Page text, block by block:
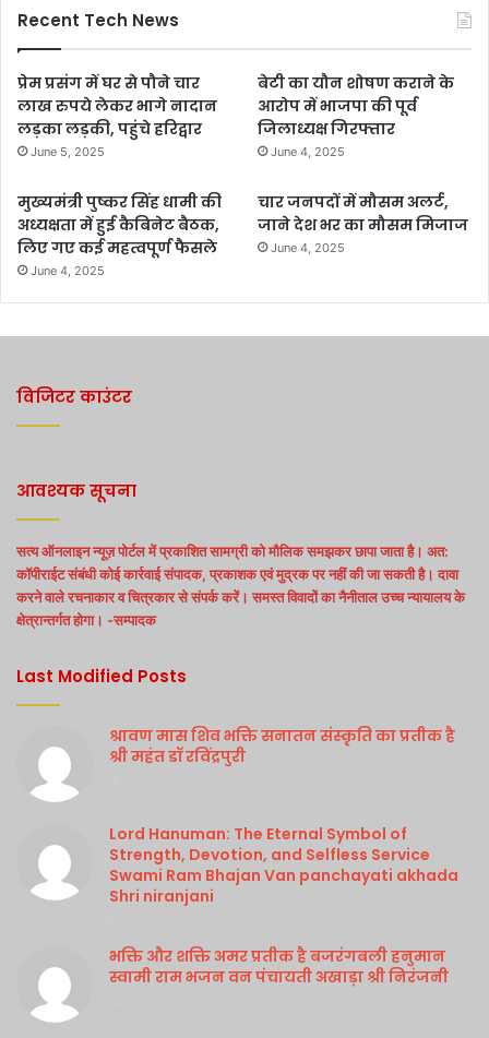
Recent Tech News
प्रेम प्रसंग में घर से पौने चार
लाख रुपये लेकर भागे नादान
लड़का लड़की, पहुंचे हरिद्वार
June 5, 2025
बेटी का यौन शोषण कराने के
आरोप में भाजपा की पूर्व
जिलाध्यक्ष गिरफ्तार
June 4, 2025
मुख्यमंत्री पुष्कर सिंह धामी की
अध्यक्षता में हुई कैबिनेट बैठक,
लिए गए कई महत्वपूर्ण फैसले
June 4, 2025
चार जनपदों में मौसम अलर्ट,
जाने देश भर का मौसम मिजाज
June 4, 2025
विजिटर काउंटर
आवश्यक सूचना
सत्य ऑनलाइन न्यूज़ पोर्टल में प्रकाशित सामग्री को मौलिक समझकर छापा जाता है। अत:
कॉपीराईट संबंधी कोई कार्रवाई संपादक, प्रकाशक एवं मुद्रक पर नहीं की जा सकती है। दावा
करने वाले रचनाकार व चित्रकार से संपर्क करें। समस्त विवादों का नैनीताल उच्च न्यायालय के
क्षेत्रान्तर्गत होगा। -सम्पादक
Last Modified Posts
श्रावण मास शिव भक्ति सनातन संस्कृति का प्रतीक है
श्री महंत डॉ रविंद्रपुरी
Lord Hanuman: The Eternal Symbol of
Strength, Devotion, and Selfless Service
Swami Ram Bhajan Van panchayati akhada
Shri niranjani
भक्ति और शक्ति अमर प्रतीक है बजरंगबली हनुमान
स्वामी राम भजन वन पंचायती अखाड़ा श्री निरंजनी